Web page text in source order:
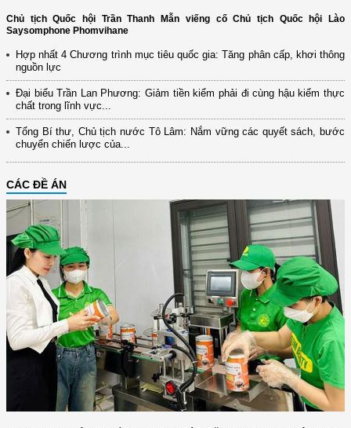
Chủ tịch Quốc hội Trần Thanh Mẫn viếng cố Chủ tịch Quốc hội Lào
Saysomphone Phomvihane
Hợp nhất 4 Chương trình mục tiêu quốc gia: Tăng phân cấp, khơi thông
nguồn lực
Đại biểu Trần Lan Phương: Giảm tiền kiểm phải đi cùng hậu kiểm thực
chất trong lĩnh vực...
Tổng Bí thư, Chủ tịch nước Tô Lâm: Nắm vững các quyết sách, bước
chuyển chiến lược của...
CÁC ĐỀ ÁN